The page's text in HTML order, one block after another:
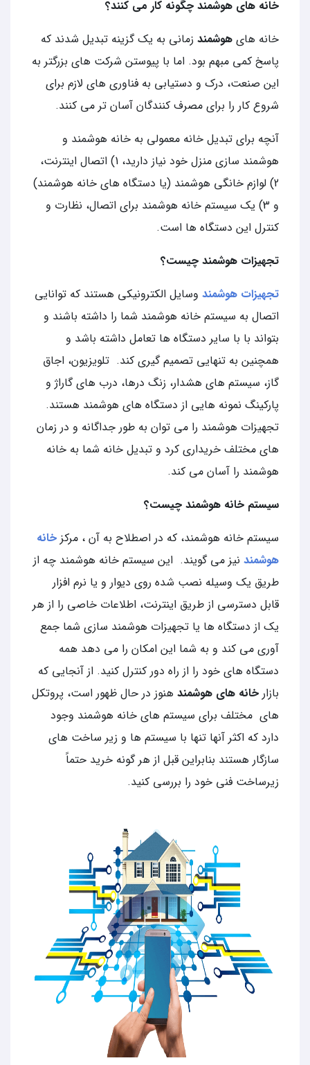
خانه های هوشمند چگونه کار می کنند؟
خانه های هوشمند زمانی به یک گزینه تبدیل شدند که
پاسخ کمی مبهم بود. اما با پیوستن شرکت های بزرگتر به
این صنعت، درک و دستیابی به فناوری های لازم برای
شروع کار را برای مصرف کنندگان آسان تر می کنند.
آنچه برای تبدیل خانه معمولی به خانه هوشمند و
هوشمند سازی منزل خود نیاز دارید، 1) اتصال اینترنت،
2) لوازم خانگی هوشمند (یا دستگاه های خانه هوشمند)
و 3) یک سیستم خانه هوشمند برای اتصال، نظارت و
کنترل این دستگاه ها است.
تجهیزات هوشمند چیست؟
تجهیزات هوشمند وسایل الکترونیکی هستند که توانایی
اتصال به سیستم خانه هوشمند شما را داشته باشند و
بتواند با با سایر دستگاه ها تعامل داشته باشد و
همچنین به تنهایی تصمیم گیری کند. تلویزیون، اجاق
گاز، سیستم های هشدار، زنگ درها، درب های گاراژ و
پارکینگ نمونه هایی از دستگاه های هوشمند هستند.
تجهیزات هوشمند را می توان به طور جداگانه و در زمان
های مختلف خریداری کرد و تبدیل خانه شما به خانه
هوشمند را آسان می کند.
سیستم خانه هوشمند چیست؟
سیستم خانه هوشمند، که در اصطلاح به آن ، مرکز خانه
هوشمند نیز می گویند. این سیستم خانه هوشمند چه از
طریق یک وسیله نصب شده روی دیوار و یا نرم افزار
قابل دسترسی از طریق اینترنت، اطلاعات خاصی را از هر
یک از دستگاه ها یا تجهیزات هوشمند سازی شما جمع
آوری می کند و به شما این امکان را می دهد همه
دستگاه های خود را از راه دور کنترل کنید. از آنجایی که
بازار خانه های هوشمند هنوز در حال ظهور است، پروتکل
های مختلف برای سیستم های خانه هوشمند وجود
دارد که اکثر آنها تنها با سیستم ها و زیر ساخت های
سازگار هستند بنابراین قبل از هر گونه خرید حتماً
زیرساخت فنی خود را بررسی کنید.